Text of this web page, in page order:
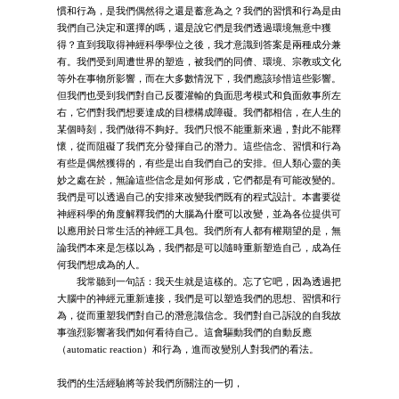
慣和行為，是我們偶然得之還是蓄意為之？我們的習慣和行為是由
我們自己決定和選擇的嗎，還是說它們是我們透過環境無意中獲
得？直到我取得神經科學學位之後，我才意識到答案是兩種成分兼
有。我們受到周遭世界的塑造，被我們的同儕、環境、宗教或文化
等外在事物所影響，而在大多數情況下，我們應該珍惜這些影響。
但我們也受到我們對自己反覆灌輸的負面思考模式和負面敘事所左
右，它們對我們想要達成的目標構成障礙。我們都相信，在人生的
某個時刻，我們做得不夠好。我們只恨不能重新來過，對此不能釋
懷，從而阻礙了我們充分發揮自己的潛力。這些信念、習慣和行為
有些是偶然獲得的，有些是出自我們自己的安排。但人類心靈的美
妙之處在於，無論這些信念是如何形成，它們都是有可能改變的。
我們是可以透過自己的安排來改變我們既有的程式設計。本書要從
神經科學的角度解釋我們的大腦為什麼可以改變，並為各位提供可
以應用於日常生活的神經工具包。我們所有人都有權期望的是，無
論我們本來是怎樣以為，我們都是可以隨時重新塑造自己，成為任
何我們想成為的人。
我常聽到一句話：我天生就是這樣的。忘了它吧，因為透過把
大腦中的神經元重新連接，我們是可以塑造我們的思想、習慣和行
為，從而重塑我們對自己的潛意識信念。我們對自己訴說的自我故
事強烈影響著我們如何看待自己。這會驅動我們的自動反應
（automatic reaction）和行為，進而改變別人對我們的看法。
我們的生活經驗將等於我們所關注的一切，